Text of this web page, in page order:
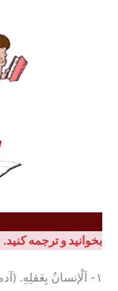
بخوانید و ترجمه کنید.
۱- اَلْإنسانُ بِعَقلِهِ. (آدمی به خردش انسان است.)